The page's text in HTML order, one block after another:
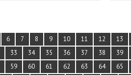
6 7 8 9 10 11 12 13
33 34 35 36 37 38 39
59 60 61 62 63 64 65